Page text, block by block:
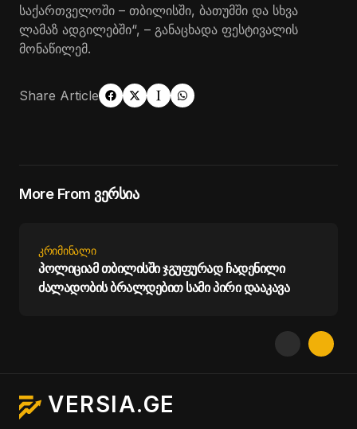
საქართველოში – თბილისში, ბათუმში და სხვა
ლამაზ ადგილებში“, – განაცხადა ფესტივალის
მონაწილემ.
Share Article
More From ვერსია
ᲙᲠᲘᲛᲘᲜᲐᲚᲘ
პოლიციამ თბილისში ჯგუფურად ჩადენილი
ძალადობის ბრალდებით სამი პირი დააკავა
VERSIA.GE